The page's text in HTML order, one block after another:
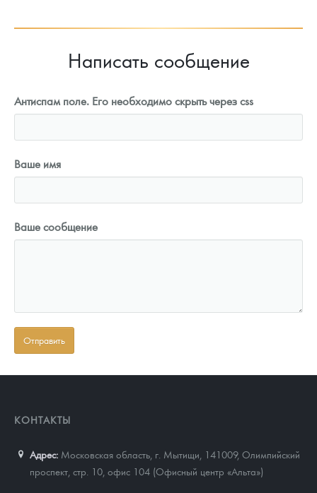
Написать сообщение
Антиспам поле. Его необходимо скрыть через css
Ваше имя
Ваше сообщение
КОНТАКТЫ
Адрес: Московская область, г. Мытищи, 141009, Олимпийский
проспект, стр. 10, офис 104 (Офисный центр «Альта»)